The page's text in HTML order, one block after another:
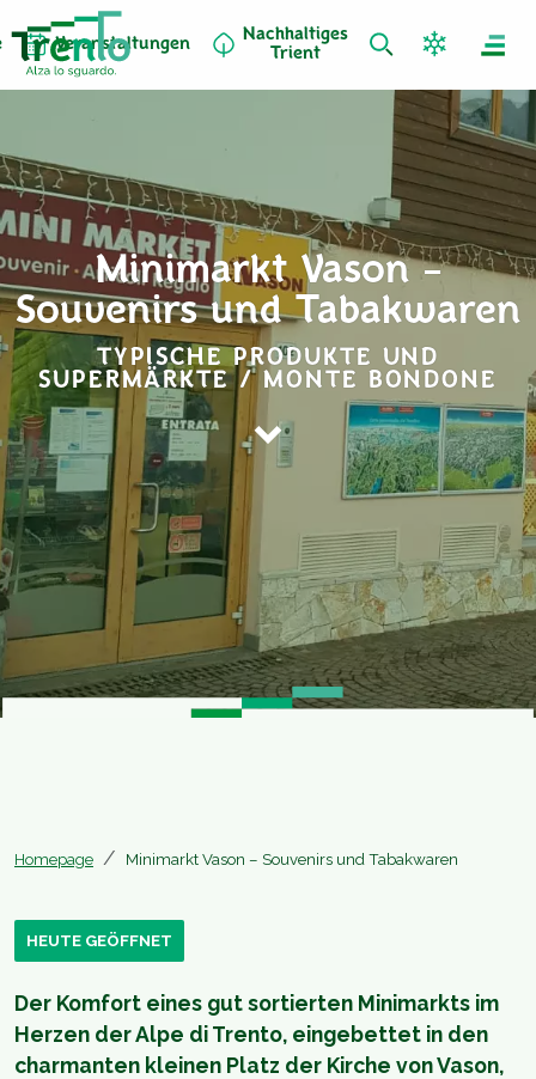
Veranstaltungen
Nachhaltiges
Trient
Minimarkt Vason –
Souvenirs und Tabakwaren
TYPISCHE PRODUKTE UND
SUPERMÄRKTE / MONTE BONDONE
Homepage Minimarkt Vason – Souvenirs und Tabakwaren
HEUTE GEÖFFNET
Der Komfort eines gut sortierten Minimarkts im
Herzen der Alpe di Trento, eingebettet in den
charmanten kleinen Platz der Kirche von Vason,